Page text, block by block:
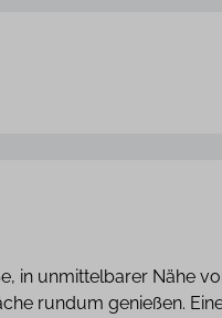
in unmittelbarer Nähe
rundum genießen.